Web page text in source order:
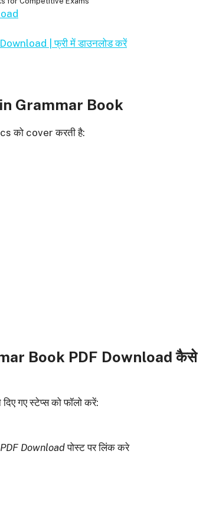
| फ्री में डाउनलोड करें
Grammar Book
को cover करती है:
Book PDF Download कैसे
गए स्टेप्स को फॉलो करें:
Downloadपोस्ट पर लिंक करे